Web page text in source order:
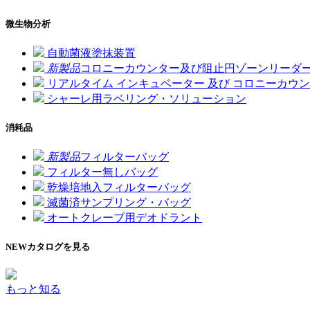
微生物分析
自動菌液塗抹装置
新製品コロニーカウンター及び阻止円ゾーンリーダ
リアルタイム インキュベーター 及び コロニーカウ
シャーレ用ラベリング・ソリューション
消耗品
新製品フィルターバッグ
フィルター無しバッグ
乾燥培地入フィルターバッグ
滅菌済サンプリング・バッグ
オートクレーブ用デオドラント
NEWカタログを見る
もっと知る